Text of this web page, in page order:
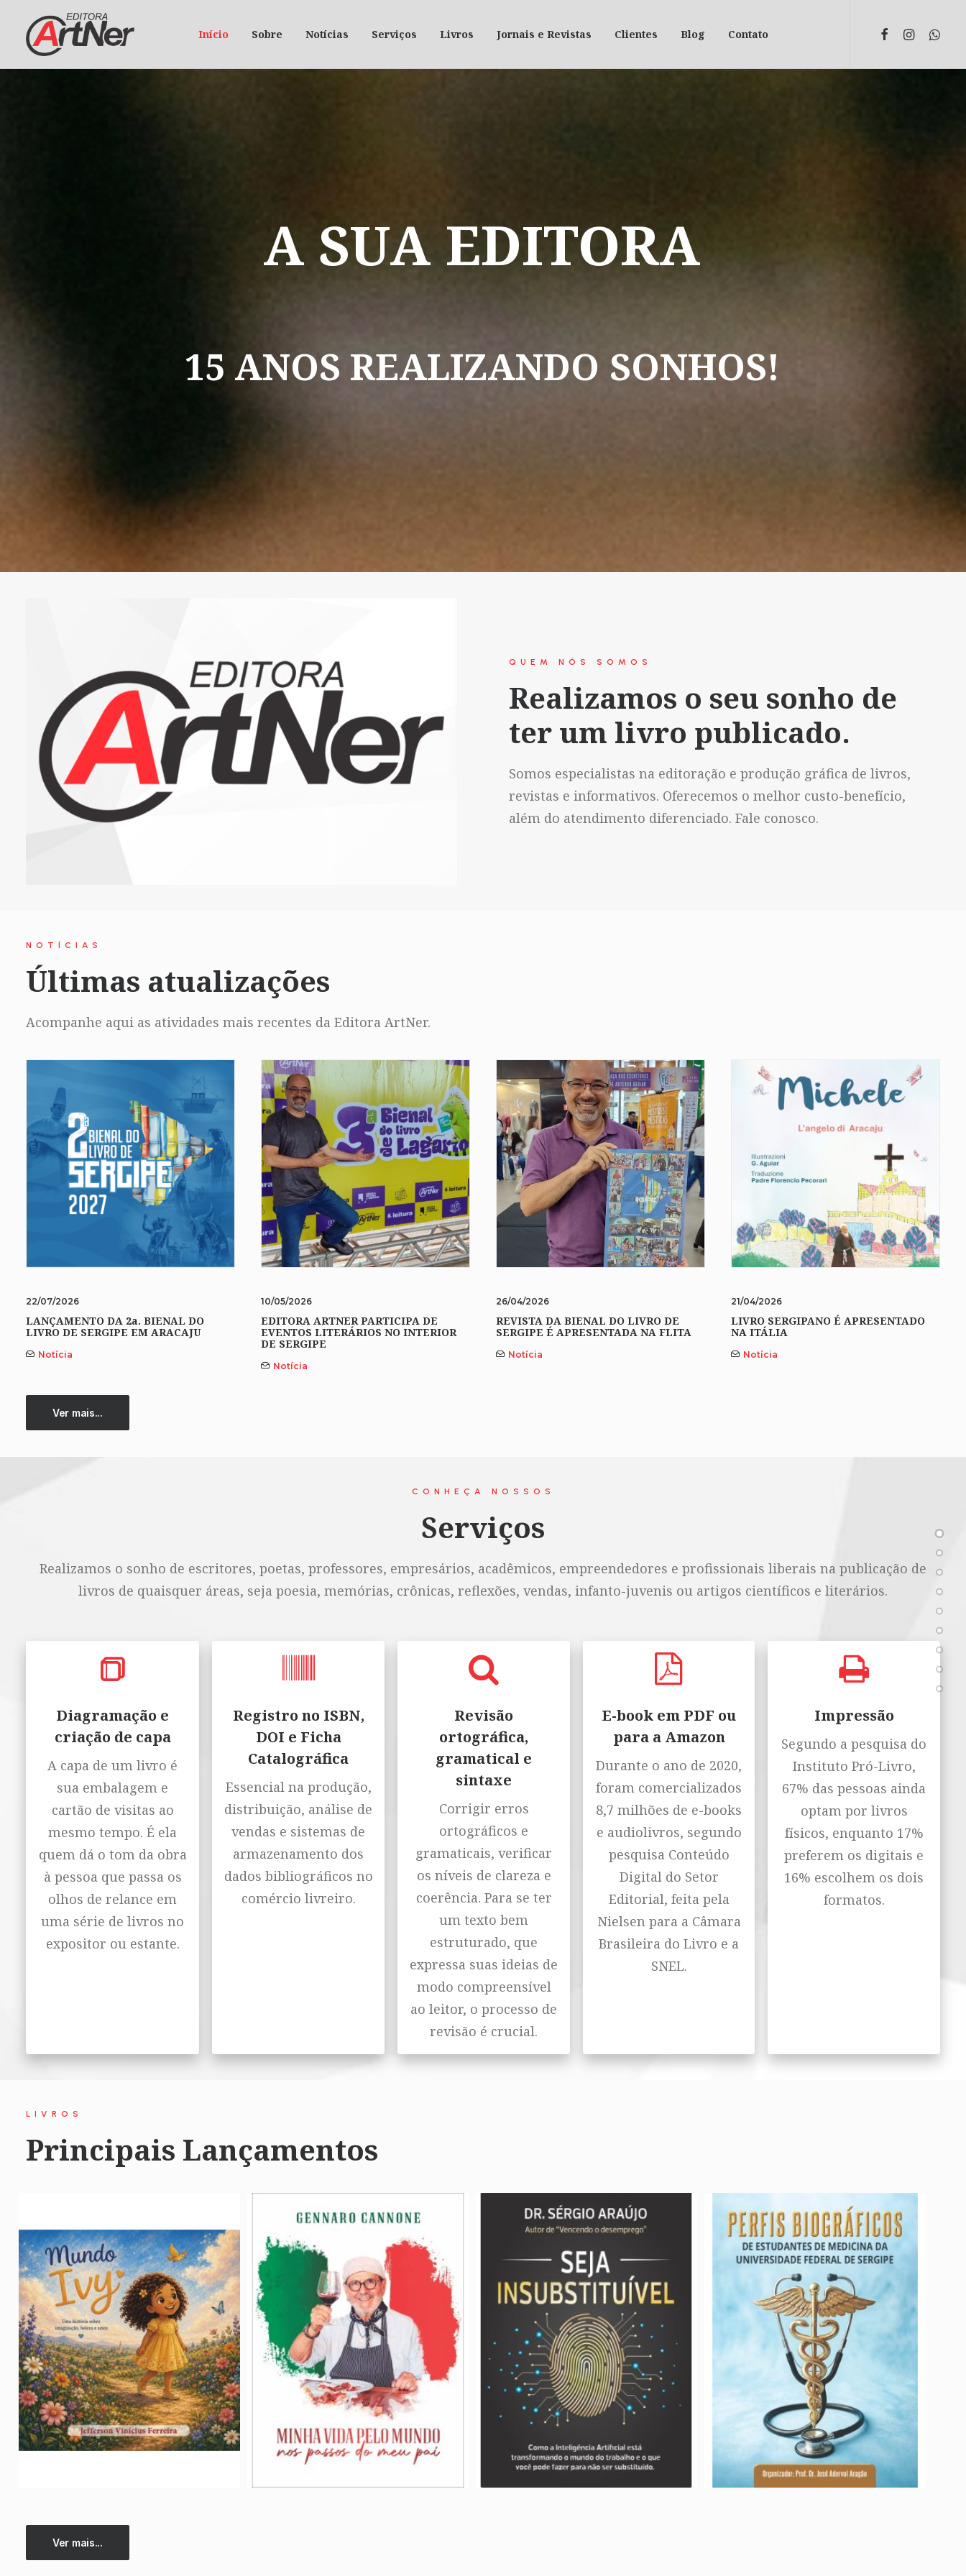
Início Sobre Notícias Serviços Livros Jornais e Revistas Clientes Blog Contato
A SUA EDITORA
15 ANOS REALIZANDO SONHOS!
QUEM NÓS SOMOS
Realizamos o seu sonho de
ter um livro publicado.
Somos especialistas na editoração e produção gráfica de livros,
revistas e informativos. Oferecemos o melhor custo-benefício,
além do atendimento diferenciado. Fale conosco.
NOTÍCIAS
Últimas atualizações
Acompanhe aqui as atividades mais recentes da Editora ArtNer.
22/07/2026
LANÇAMENTO DA 2a. BIENAL DO
LIVRO DE SERGIPE EM ARACAJU
Notícia
10/05/2026
EDITORA ARTNER PARTICIPA DE
EVENTOS LITERÁRIOS NO INTERIOR
DE SERGIPE
Notícia
26/04/2026
REVISTA DA BIENAL DO LIVRO DE
SERGIPE É APRESENTADA NA FLITA
Notícia
21/04/2026
LIVRO SERGIPANO É APRESENTADO
NA ITÁLIA
Notícia
Ver mais...
CONHEÇA NOSSOS
Serviços
Realizamos o sonho de escritores, poetas, professores, empresários, acadêmicos, empreendedores e profissionais liberais na publicação de
livros de quaisquer áreas, seja poesia, memórias, crônicas, reflexões, vendas, infanto-juvenis ou artigos científicos e literários.
Diagramação e
criação de capa
A capa de um livro é
sua embalagem e
cartão de visitas ao
mesmo tempo. É ela
quem dá o tom da obra
à pessoa que passa os
olhos de relance em
uma série de livros no
expositor ou estante.
Registro no ISBN,
DOI e Ficha
Catalográfica
Essencial na produção,
distribuição, análise de
vendas e sistemas de
armazenamento dos
dados bibliográficos no
comércio livreiro.
Revisão
ortográfica,
gramatical e
sintaxe
Corrigir erros
ortográficos e
gramaticais, verificar
os níveis de clareza e
coerência. Para se ter
um texto bem
estruturado, que
expressa suas ideias de
modo compreensível
ao leitor, o processo de
revisão é crucial.
E-book em PDF ou
para a Amazon
Durante o ano de 2020,
foram comercializados
8,7 milhões de e-books
e audiolivros, segundo
pesquisa Conteúdo
Digital do Setor
Editorial, feita pela
Nielsen para a Câmara
Brasileira do Livro e a
SNEL.
Impressão
Segundo a pesquisa do
Instituto Pró-Livro,
67% das pessoas ainda
optam por livros
físicos, enquanto 17%
preferem os digitais e
16% escolhem os dois
formatos.
LIVROS
Principais Lançamentos
Ver mais...